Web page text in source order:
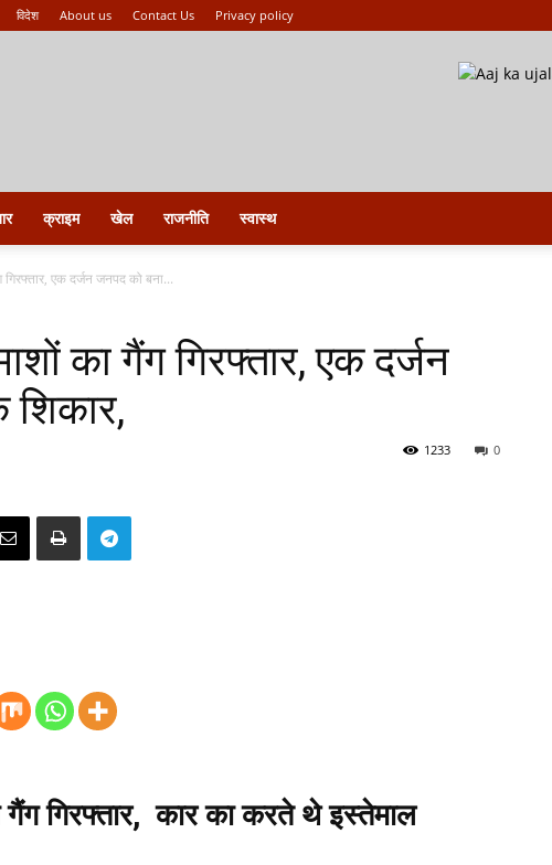
विदेश About us Contact Us Privacy policy
क्राइम खेल राजनीति स्वास्थ
गिरफ्तार, एक दर्जन जनपद को बना...
का गैंग गिरफ्तार, एक दर्जन
0
1233
गिरफ्तार, कार का करते थे इस्तेमाल